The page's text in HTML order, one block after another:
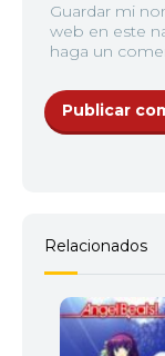
Guardar mi
web en este
haga un
Relacionados